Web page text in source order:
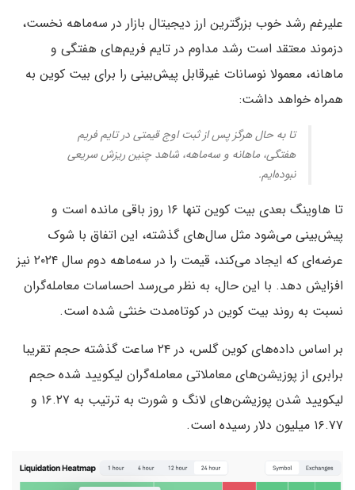
علیرغم رشد خوب بزرگترین ارز دیجیتال بازار در سه‌ماهه نخست،
دزموند معتقد است رشد مداوم در تایم فریم‌های هفتگی و
ماهانه، معمولا نوسانات غیرقابل پیش‌بینی را برای بیت کوین به
همراه خواهد داشت:
تا به حال هرگز پس از ثبت اوج قیمتی در تایم فریم
هفتگی، ماهانه و سه‌ماهه، شاهد چنین ریزش سریعی
نبوده‌ایم.
تا هاوینگ بعدی بیت کوین تنها ۱۶ روز باقی مانده است و
پیش‌بینی می‌شود مثل سال‌های گذشته، این اتفاق با شوک
عرضه‌ای که ایجاد می‌کند، قیمت را در سه‌ماهه دوم سال ۲۰۲۴ نیز
افزایش دهد. با این حال، ‌به نظر می‌رسد احساسات معامله‌گران
نسبت به روند بیت کوین در کوتاه‌مدت خنثی شده است.
بر اساس داده‌های کوین گلس، در ۲۴ ساعت گذشته حجم تقریبا
برابری از پوزیشن‌های معاملاتی معامله‌گران لیکویید شده حجم
لیکویید شدن پوزیشن‌های لانگ و شورت به ترتیب به ۱۶.۲۷ و
۱۶.۷۷ میلیون دلار رسیده است.